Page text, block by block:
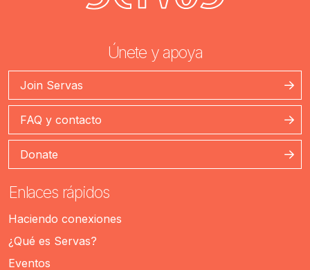
Únete y apoya
Join Servas
FAQ y contacto
Donate
Enlaces rápidos
Haciendo conexiones
¿Qué es Servas?
Eventos